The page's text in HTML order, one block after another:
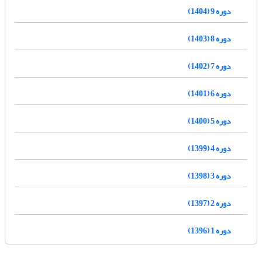
دوره 9 (1404)
دوره 8 (1403)
دوره 7 (1402)
دوره 6 (1401)
دوره 5 (1400)
دوره 4 (1399)
دوره 3 (1398)
دوره 2 (1397)
دوره 1 (1396)